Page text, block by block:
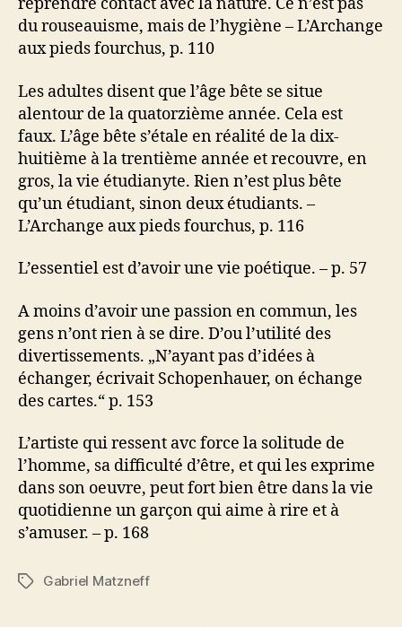
du rouseauisme, mais de l’hygiène – L’Archange
aux pieds fourchus, p. 110
Les adultes disent que l’âge bête se situe
alentour de la quatorzième année. Cela est
faux. L’âge bête s’étale en réalité de la dix-
huitième à la trentième année et recouvre, en
gros, la vie étudianyte. Rien n’est plus bête
qu’un étudiant, sinon deux étudiants. –
L’Archange aux pieds fourchus, p. 116
L’essentiel est d’avoir une vie poétique. – p. 57
A moins d’avoir une passion en commun, les
gens n’ont rien à se dire. D’ou l’utilité des
divertissements. „N’ayant pas d’idées à
échanger, écrivait Schopenhauer, on échange
des cartes.“ p. 153
L’artiste qui ressent avc force la solitude de
l’homme, sa difficulté d’être, et qui les exprime
dans son oeuvre, peut fort bien être dans la vie
quotidienne un garçon qui aime à rire et à
s’amuser. – p. 168
Schlagwörter
Gabriel Matzneff